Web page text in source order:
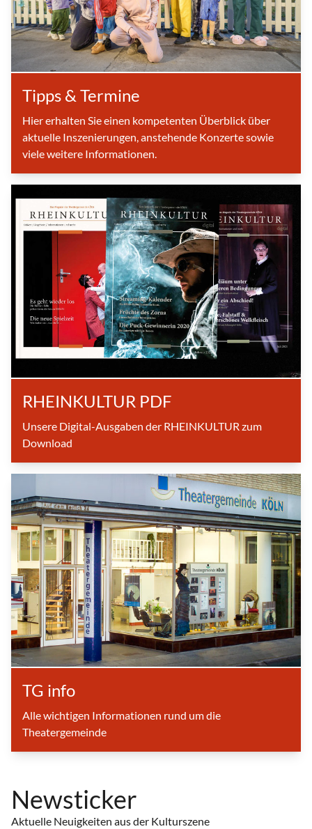
Tipps & Termine
Hier erhalten Sie einen kompetenten Überblick über
aktuelle Inszenierungen, anstehende Konzerte sowie
viele weitere Informationen.
RHEINKULTUR PDF
Unsere Digital-Ausgaben der RHEINKULTUR zum
Download
TG info
Alle wichtigen Informationen rund um die
Theatergemeinde
Newsticker
Aktuelle Neuigkeiten aus der Kulturszene